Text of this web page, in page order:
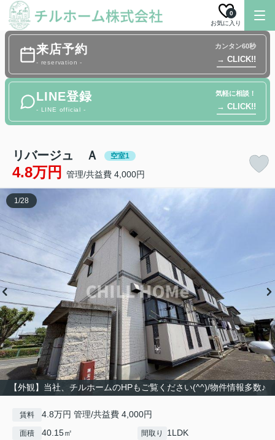
お気に入り
0
来店予約
- reservation -
カンタン60秒
→ CLICK!!
LINE登録
- LINE official -
気軽に相談！
→ CLICK!!
リバージュ Ａ 空室1
4.8万円 管理/共益費 4,000円
【外観】当社、チルホームのHPもご覧ください(^^)/物件情報多数♪
1/28
賃料 4.8万円 管理/共益費 4,000円
面積 40.15㎡ 間取り 1LDK